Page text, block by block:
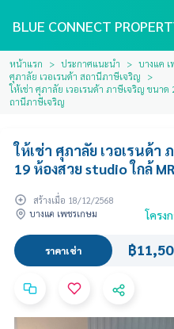
BLUE CONNECT
หน้าแรก ประกาศแนะนำ
บางแค
ศุภาลัย เวอเรนด้า สถานีภาษีเจริญ
ให้เช่า ศุภาลัย เวอเรนด้า ภาษีเจริญ ขนา
ถานีภาษีเจริญ
ให้เช่า ศุภาลัย เวอเรนด้
19 ห้องสวย studio ใกล้
สร้างเมื่อ 18/12/2568
บางแค เพชรเกษม
โครง
ราคาเช่า ฿